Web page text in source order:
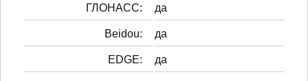
ГЛОНАСС: да
Beidou: да
EDGE: да